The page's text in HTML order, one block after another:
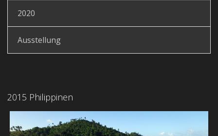
2020
Ausstellung
2015 Philippinen